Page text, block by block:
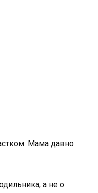
Мама давно
а не о